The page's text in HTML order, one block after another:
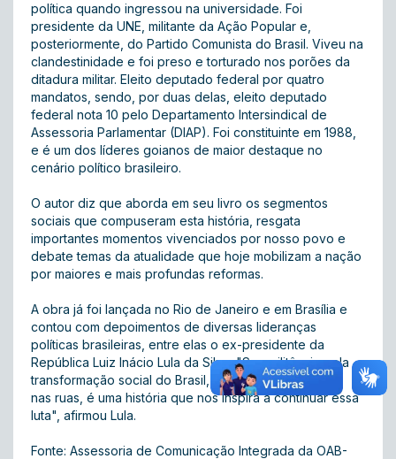
política quando ingressou na universidade. Foi
presidente da UNE, militante da Ação Popular e,
posteriormente, do Partido Comunista do Brasil. Viveu na
clandestinidade e foi preso e torturado nos porões da
ditadura militar. Eleito deputado federal por quatro
mandatos, sendo, por duas delas, eleito deputado
federal nota 10 pelo Departamento Intersindical de
Assessoria Parlamentar (DIAP). Foi constituinte em 1988,
e é um dos líderes goianos de maior destaque no
cenário político brasileiro.
O autor diz que aborda em seu livro os segmentos
sociais que compuseram esta história, resgata
importantes momentos vivenciados por nosso povo e
debate temas da atualidade que hoje mobilizam a nação
por maiores e mais profundas reformas.
A obra já foi lançada no Rio de Janeiro e em Brasília e
contou com depoimentos de diversas lideranças
políticas brasileiras, entre elas o ex-presidente da
República Luiz Inácio Lula da Silva. "Sua militância pela
transformação social do Brasil, seja no Congresso ou
nas ruas, é uma história que nos inspira a continuar essa
luta", afirmou Lula.
Fonte: Assessoria de Comunicação Integrada da OAB-